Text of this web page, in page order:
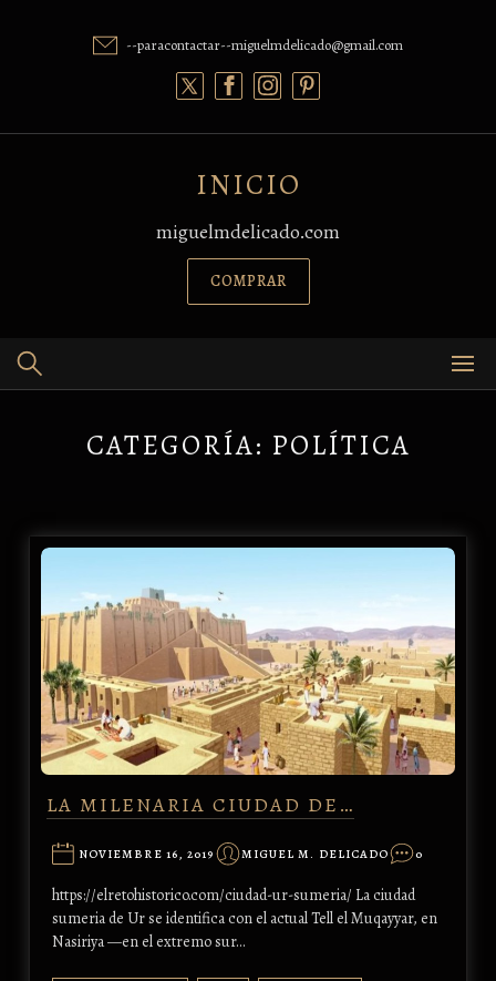
--paracontactar--miguelmdelicado@gmail.com
INICIO
miguelmdelicado.com
COMPRAR
CATEGORÍA: POLÍTICA
LA MILENARIA CIUDAD DE…
NOVIEMBRE 16, 2019 MIGUEL M. DELICADO 0
https://elretohistorico.com/ciudad-ur-sumeria/ La ciudad
sumeria de Ur se identifica con el actual Tell el Muqayyar, en
Nasiriya —en el extremo sur…